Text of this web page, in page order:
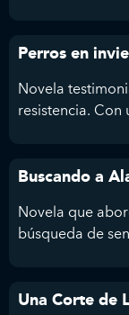
Perros en
Novela
resistencia. Con
Buscando a
Novela que
búsqueda de
Una Corte de